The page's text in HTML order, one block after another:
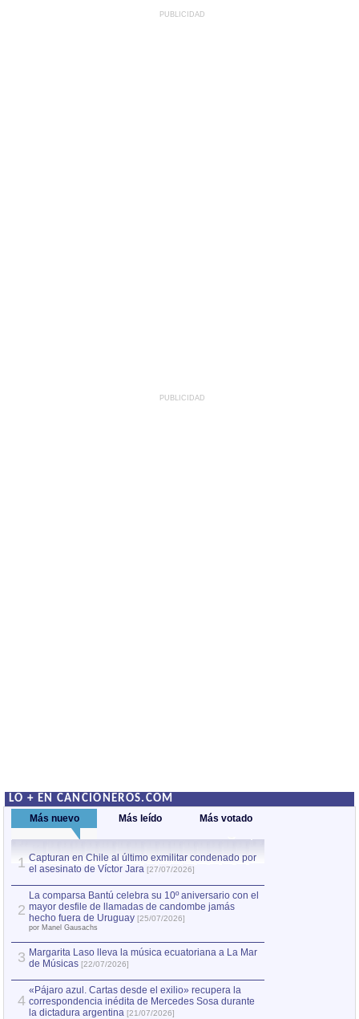
PUBLICIDAD
PUBLICIDAD
LO + EN CANCIONEROS.COM
Más nuevo Más leído Más votado
1 Capturan en Chile al último exmilitar condenado por
el asesinato de Víctor Jara [27/07/2026]
2
La comparsa Bantú celebra su 10º aniversario con el
mayor desfile de llamadas de candombe jamás
hecho fuera de Uruguay [25/07/2026]
por Manel Gausachs
3 Margarita Laso lleva la música ecuatoriana a La Mar
de Músicas [22/07/2026]
4
«Pájaro azul. Cartas desde el exilio» recupera la
correspondencia inédita de Mercedes Sosa durante
la dictadura argentina [21/07/2026]